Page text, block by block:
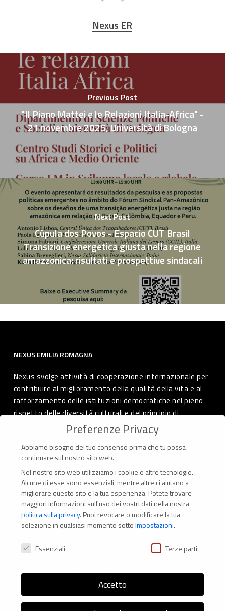
Nexus ER
Previous Post
"Il Piano Mattei e le Relazioni Italia-Africa" -
21 novembre 2025, Università di Bologna
Next Post
Cúpula dos Povos - Espacio CUT Brasil
Transizione energetica giusta nella regione
amazzonica: risultati e prospettive sindacali
NEXUS EMILIA ROMAGNA
Nexus svolge attività di cooperazione internazionale per
contribuire al miglioramento della qualità della vita e al
rafforzamento delle istituzioni democratiche nel pieno
rispetto delle diversità culturali e del principio di
autodeterminazione dei popoli.
CONTATTI
Via Marconi 69 – 40122 Bologna (Italia)
Tel. +39 051 294 775
Preferenze Privacy
Abbiamo bisogno del tuo consenso prima che tu possa
continuare sul nostro sito web.
Nel nostro sito web utilizziamo i cookie e altre tecnologie.
Alcune di esse sono essenziali, mentre altre ci aiutano a
migliorare questo sito e la tua esperienza. Potete trovare
maggiori informazioni sull'uso dei vostri dati nella nostra
politica sulla privacy. Puoi revocare o modificare la tua
selezione in qualsiasi momento sottoImpostazioni.
Preferenze Privacy
Essenziali Terze parti
Accetto